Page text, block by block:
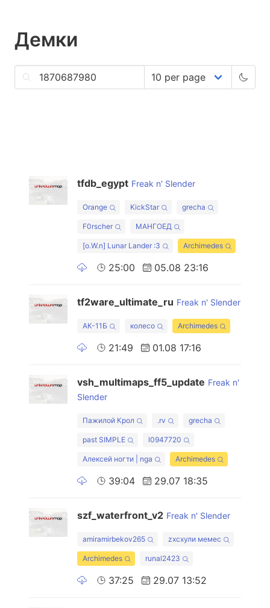
Демки
tfdb_egypt Freak n' Slender
Orange KickStar grecha
F0rscher МАНГОЕД
[o.W.n] Lunar Lander :3 Archimedes
25:00 05.08 23:16
tf2ware_ultimate_ru Freak n' Slender
АК-11Б колесо Archimedes
21:49 01.08 17:16
vsh_multimaps_ff5_update Freak n'
Slender
Пажилой Крол .rv grecha
past SIMPLE l0947720
Алексей ногти | nga Archimedes
39:04 29.07 18:35
szf_waterfront_v2 Freak n' Slender
amiramirbekov265 zxcхули мемес
Archimedes runal2423
37:25 29.07 13:52